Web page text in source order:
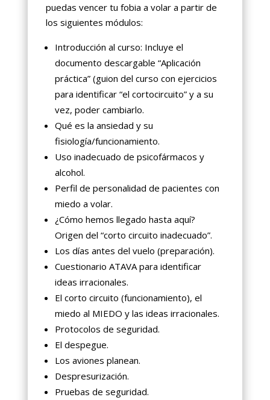
puedas vencer tu fobia a volar a partir de
los siguientes módulos:
Introducción al curso: Incluye el
documento descargable “Aplicación
práctica” (guion del curso con ejercicios
para identificar “el cortocircuito” y a su
vez, poder cambiarlo.
Qué es la ansiedad y su
fisiología/funcionamiento.
Uso inadecuado de psicofármacos y
alcohol.
Perfil de personalidad de pacientes con
miedo a volar.
¿Cómo hemos llegado hasta aquí?
Origen del “corto circuito inadecuado”.
Los días antes del vuelo (preparación).
Cuestionario ATAVA para identificar
ideas irracionales.
El corto circuito (funcionamiento), el
miedo al MIEDO y las ideas irracionales.
Protocolos de seguridad.
El despegue.
Los aviones planean.
Despresurización.
Pruebas de seguridad.